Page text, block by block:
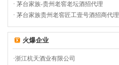
· 茅台家族-贵州老窖老坛酒招代理
· 茅台家族贵州老窖匠工壹号酒招商代理
火爆企业
·浙江杭天酒业有限公司